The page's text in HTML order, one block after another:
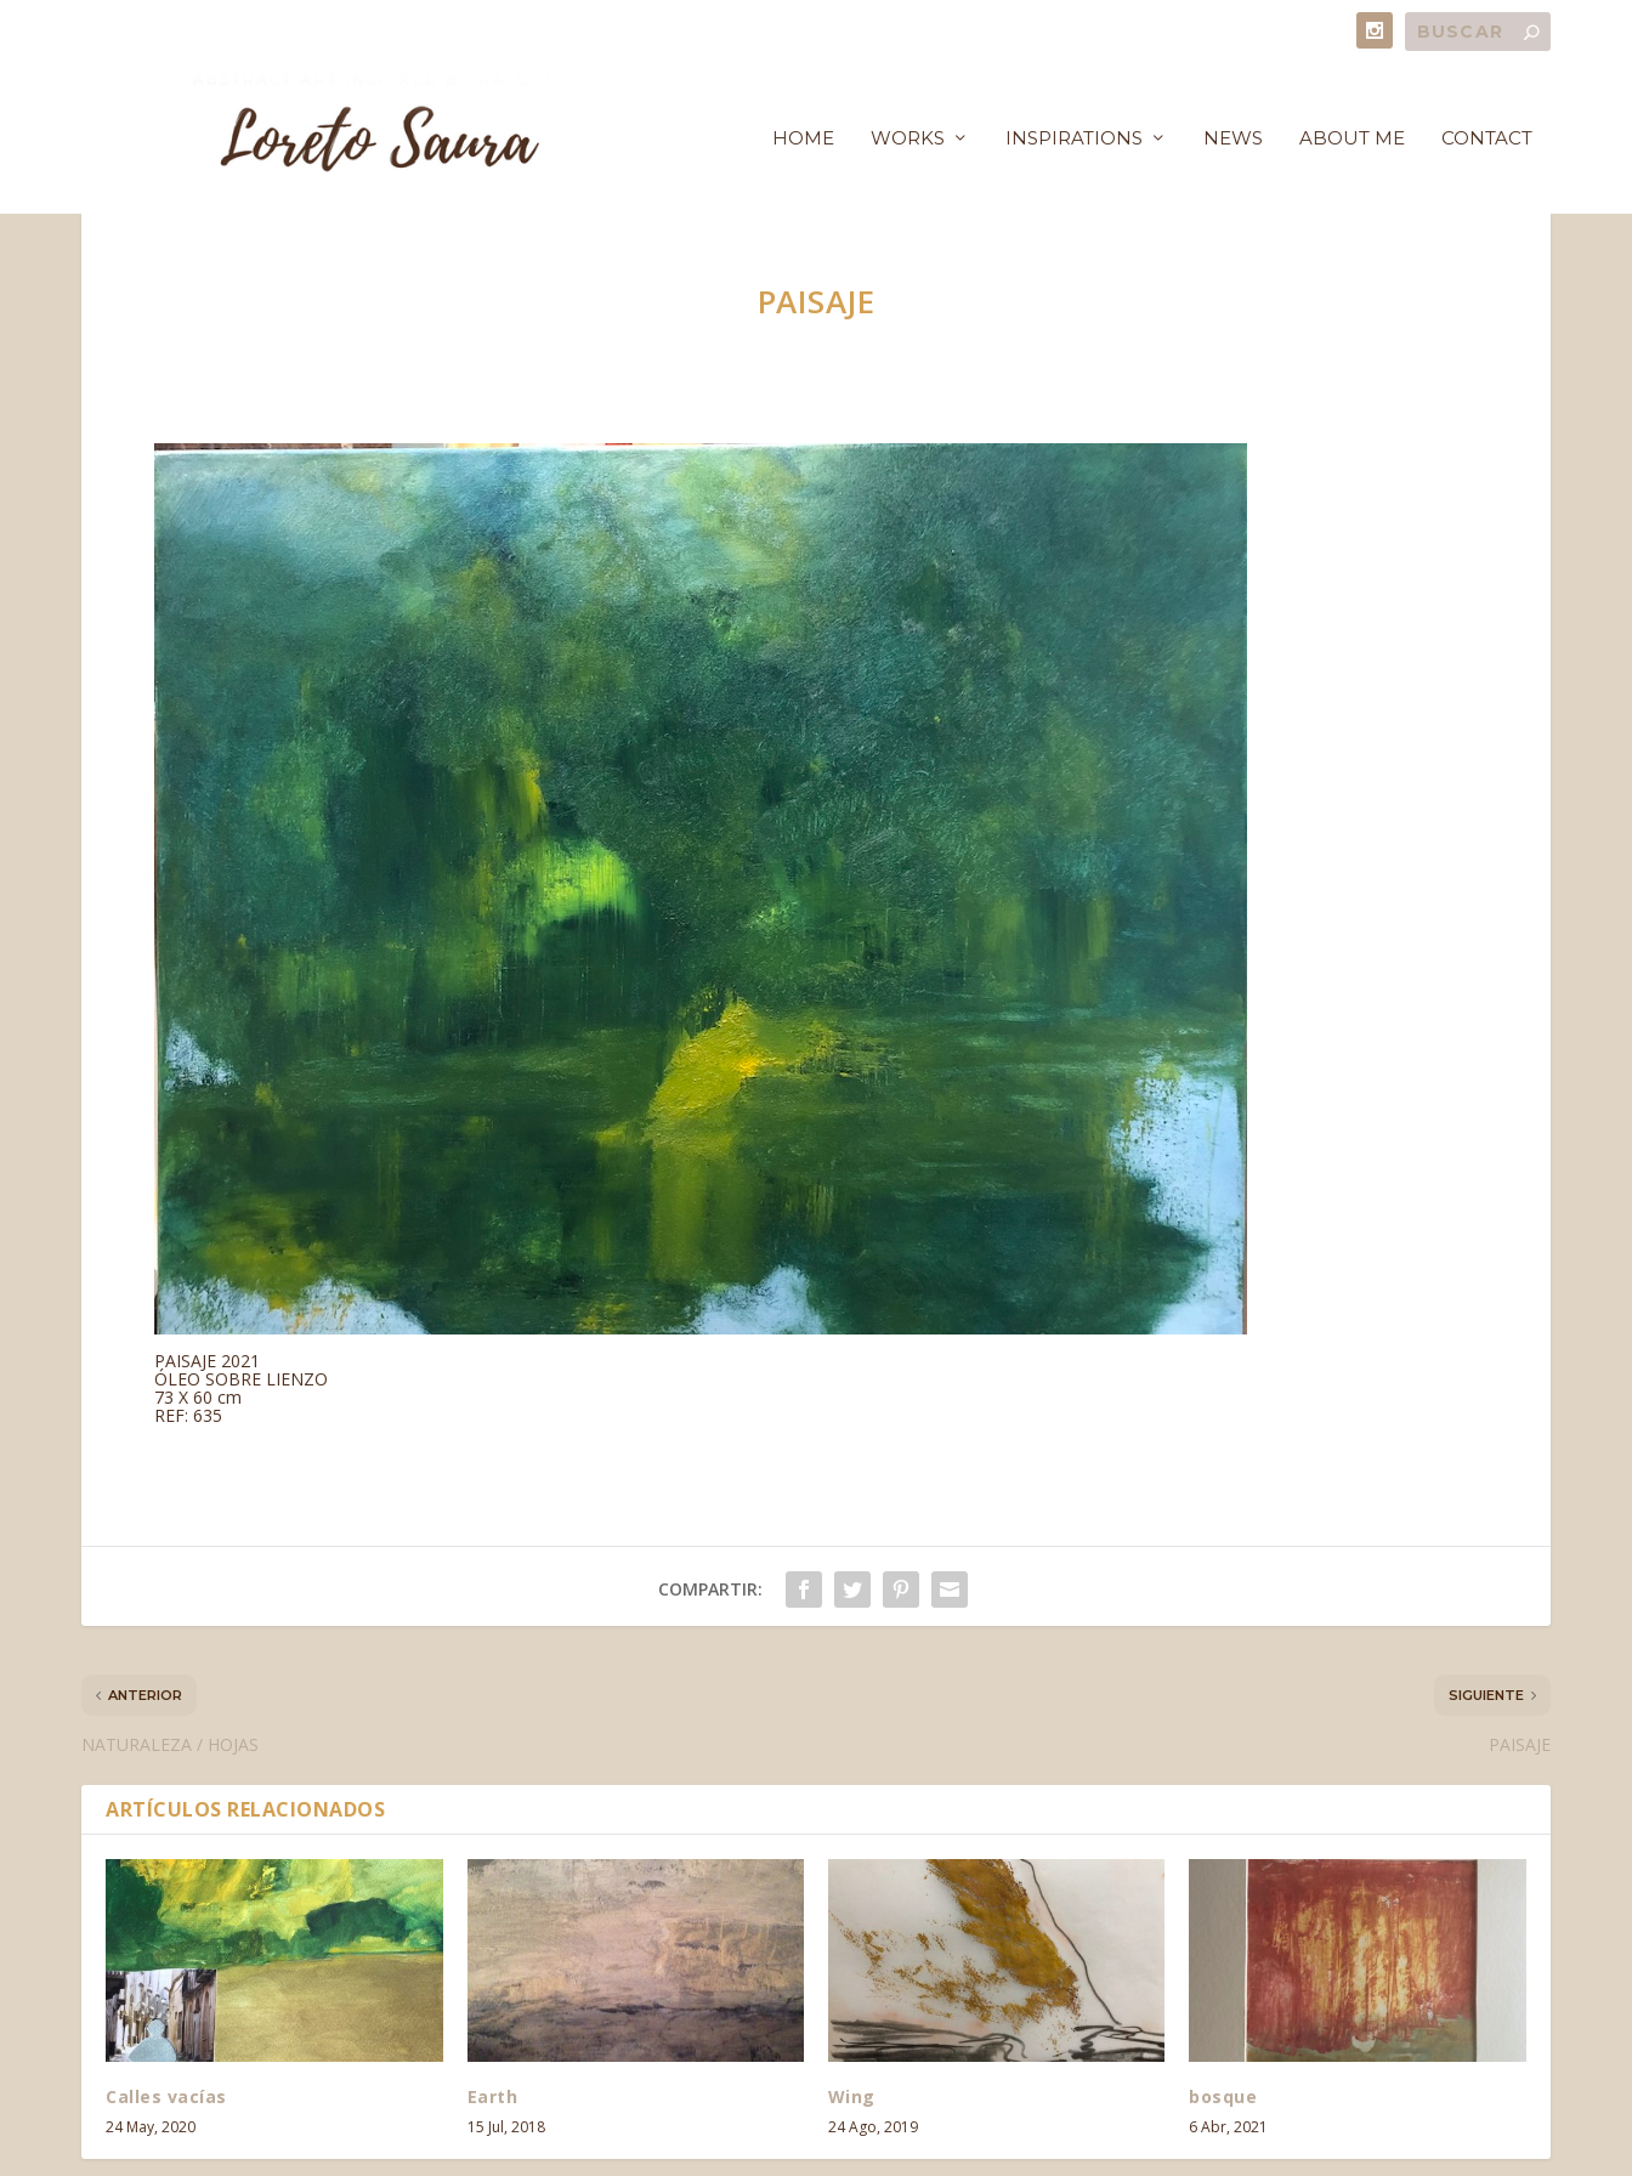
HOME WORKS INSPIRATIONS NEWS ABOUT ME CONTACT
PAISAJE
PAISAJE 2021
ÓLEO SOBRE LIENZO
73 X 60 cm
REF: 635
COMPARTIR:
ANTERIOR
NATURALEZA / HOJAS
SIGUIENTE
PAISAJE
ARTÍCULOS RELACIONADOS
Calles vacías
24 May, 2020
Earth
15 Jul, 2018
Wing
24 Ago, 2019
bosque
6 Abr, 2021